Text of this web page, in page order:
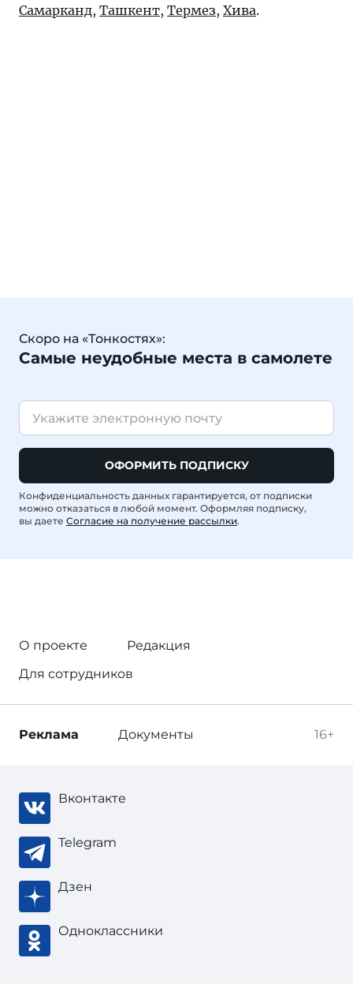
Самарканд, Ташкент, Термез, Хива.
Скоро на «Тонкостях»:
Самые неудобные места в самолете
ОФОРМИТЬ ПОДПИСКУ
Конфиденциальность данных гарантируется, от подписки
можно отказаться в любой момент. Оформляя подписку,
вы даете Согласие на получение рассылки.
О проекте
Редакция
Для сотрудников
16+
Реклама Документы
Вконтакте
Telegram
Дзен
Одноклассники